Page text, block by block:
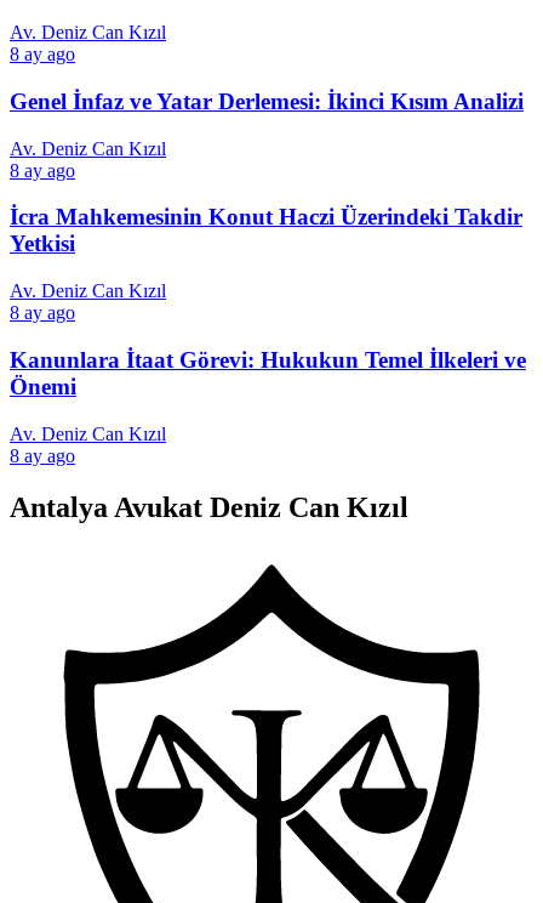
Av. Deniz Can Kızıl
8 ay ago
Genel İnfaz ve Yatar Derlemesi: İkinci Kısım Analizi
Av. Deniz Can Kızıl
8 ay ago
İcra Mahkemesinin Konut Haczi Üzerindeki Takdir
Yetkisi
Av. Deniz Can Kızıl
8 ay ago
Kanunlara İtaat Görevi: Hukukun Temel İlkeleri ve
Önemi
Av. Deniz Can Kızıl
8 ay ago
Antalya Avukat Deniz Can Kızıl